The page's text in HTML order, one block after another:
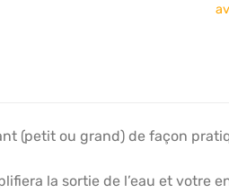
(petit ou grand) de façon
la sortie de l’eau et votre